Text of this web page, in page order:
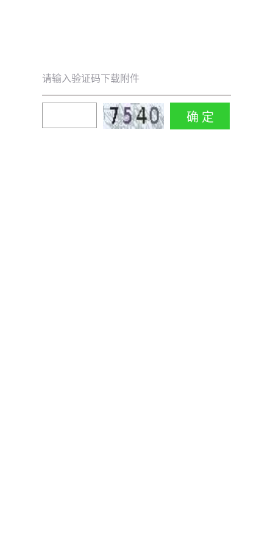
请输入验证码下载附件